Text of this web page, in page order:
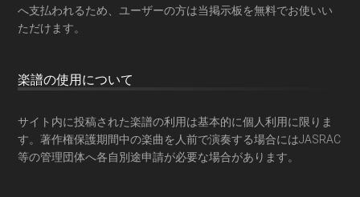
へ支払われるため、ユーザーの方は当掲示板を無料でお使いい
ただけます。
楽譜の使用について
サイト内に投稿された楽譜の利用は基本的に個人利用に限りま
す。著作権保護期間中の楽曲を人前で演奏する場合にはJASRAC
等の管理団体へ各自別途申請が必要な場合があります。